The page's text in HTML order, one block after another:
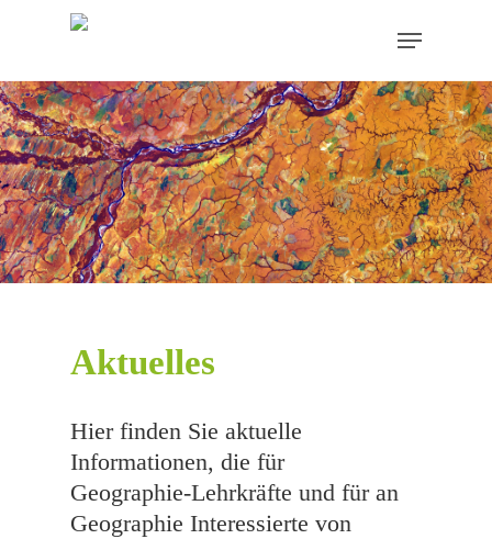
main
content
Menu
Aktuelles
Hier finden Sie aktuelle
Informationen, die für
Geographie-Lehrkräfte und für an
Geographie Interessierte von